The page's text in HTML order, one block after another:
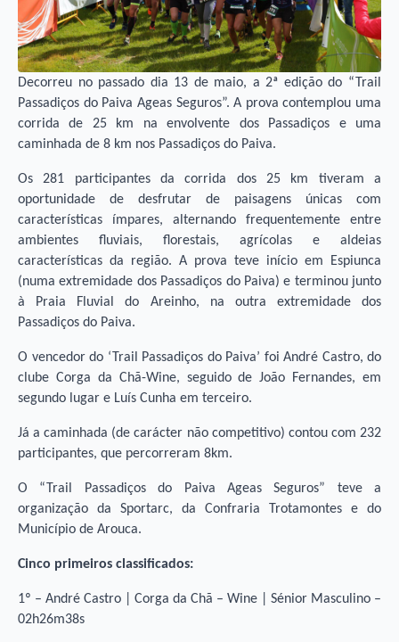
Decorreu no passado dia 13 de maio, a 2ª edição do “Trail
Passadiços do Paiva Ageas Seguros”. A prova contemplou uma
corrida de 25 km na envolvente dos Passadiços e uma
caminhada de 8 km nos Passadiços do Paiva.
Os 281 participantes da corrida dos 25 km tiveram a
oportunidade de desfrutar de paisagens únicas com
características ímpares, alternando frequentemente entre
ambientes fluviais, florestais, agrícolas e aldeias
características da região. A prova teve início em Espiunca
(numa extremidade dos Passadiços do Paiva) e terminou junto
à Praia Fluvial do Areinho, na outra extremidade dos
Passadiços do Paiva.
O vencedor do ‘Trail Passadiços do Paiva’ foi André Castro, do
clube Corga da Chã-Wine, seguido de João Fernandes, em
segundo lugar e Luís Cunha em terceiro.
Já a caminhada (de carácter não competitivo) contou com 232
participantes, que percorreram 8km.
O “Trail Passadiços do Paiva Ageas Seguros” teve a
organização da Sportarc, da Confraria Trotamontes e do
Município de Arouca.
Cinco primeiros classificados:
1º – André Castro | Corga da Chã – Wine | Sénior Masculino –
02h26m38s